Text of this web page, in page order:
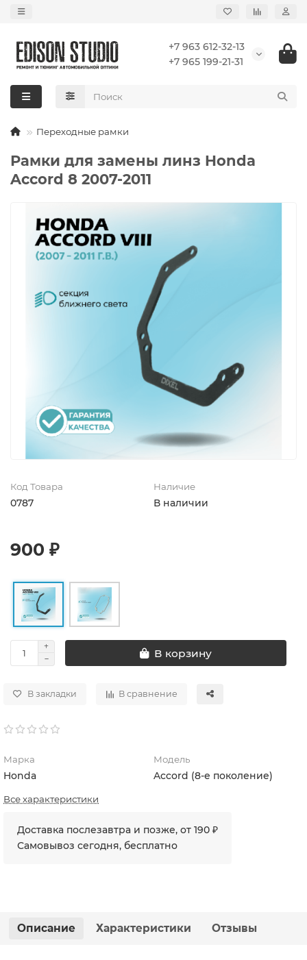
+7 963 612-32-13
+7 965 199-21-31
Переходные рамки
Рамки для замены линз Honda
Accord 8 2007-2011
Код Товара
0787
Наличие
В наличии
900 ₽
В корзину
В закладки В сравнение
Марка
Honda
Модель
Accord (8-е поколение)
Все характеристики
Доставка послезавтра и позже, от 190 ₽
Самовывоз сегодня, бесплатно
Описание Характеристики Отзывы